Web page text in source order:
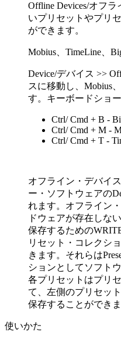
Offline Devices/オフ
いプリセットやプリ
ができます。
Mobius、TimeLine、
Device/デバイス >>
スに移動し、Mobius
す。キーボードショ
Ctrl/ Cmd + B -
Ctrl/ Cmd + M -
Ctrl/ Cmd + T -
オフライン・デバイ
ー・ソフトウェアの
れます。オフライン
ドウェアが存在しな
保存するための
リセット・コレクシ
きます。それらは
ションとしてソフト
各プリセットはプリ
て、左側のプリセッ
保存することができま
使いかた